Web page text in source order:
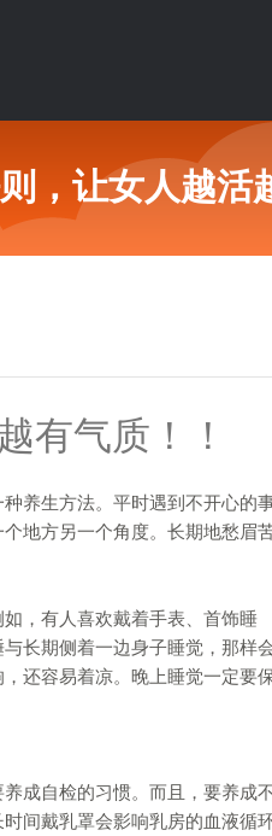
，让女人越活
有气质！！
养生方法。平时遇到不开心的
地方另一个角度。长期地愁眉
，有人喜欢戴着手表、首饰睡
长期侧着一边身子睡觉，那样
还容易着凉。晚上睡觉一定要
成自检的习惯。而且，要养成
间戴乳罩会影响乳房的血液循